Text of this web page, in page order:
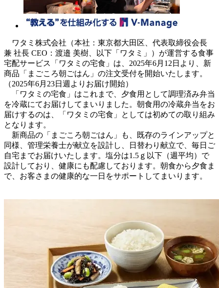
ワタミ株式会社（本社：東京都大田区、代表取締役会長
兼 社長 CEO：渡邉 美樹、以下「ワタミ」）が運営する食事
宅配サービス「ワタミの宅食」は、2025年6月12日より、新
商品「まごころ朝ごはん」の注文受付を開始いたします。
（2025年6月23日週よりお届け開始）
「ワタミの宅食」はこれまで、夕食用として調理済み弁当
を冷蔵にてお届けしてまいりました。朝食用の冷蔵弁当をお
届けするのは、「ワタミの宅食」としては初めての取り組み
となります。
新商品の「まごころ朝ごはん」も、既存のラインアップと
同様、管理栄養士が献立を設計し、日替わり献立で、毎日ご
自宅までお届けいたします。塩分は1.5ｇ以下（週平均）で
設計しており、健康にも配慮しております。朝食から夕食ま
で、お客さまの健康的な一日をサポートしてまいります。